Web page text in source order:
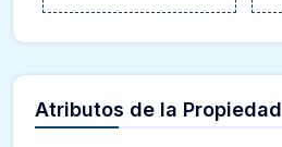
Atributos de la Propiedad